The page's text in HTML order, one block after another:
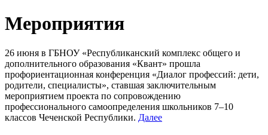
Мероприятия
26 июня в ГБНОУ «Республиканский комплекс общего и
дополнительного образования «Квант» прошла
профориентационная конференция «Диалог профессий: дети,
родители, специалисты», ставшая заключительным
мероприятием проекта по сопровождению
профессионального самоопределения школьников 7–10
классов Чеченской Республики. Далее